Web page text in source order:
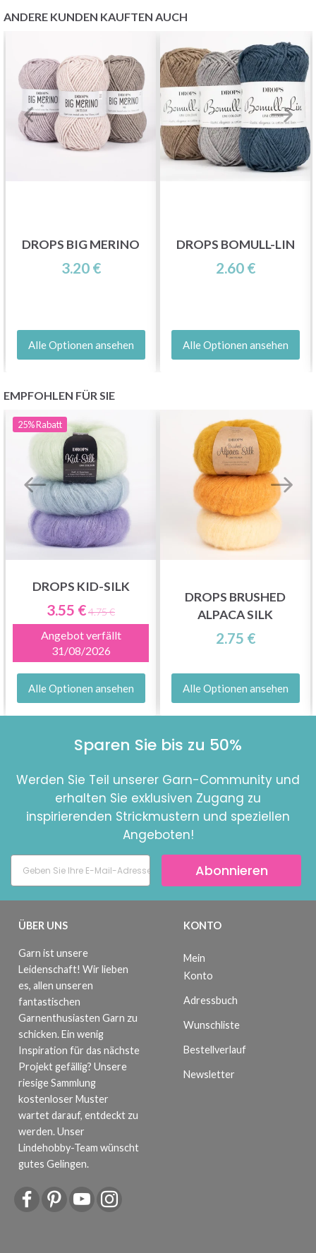
ANDERE KUNDEN KAUFTEN AUCH
DROPS BIG MERINO
3.20 €
Alle Optionen ansehen
DROPS BOMULL-LIN
2.60 €
Alle Optionen ansehen
EMPFOHLEN FÜR SIE
25%Rabatt
DROPS KID-SILK
3.55 €4.75 €
Angebot verfällt
31/08/2026
Alle Optionen ansehen
DROPS BRUSHED
ALPACA SILK
2.75 €
Alle Optionen ansehen
Sparen Sie bis zu 50%
Werden Sie Teil unserer Garn-Community und
erhalten Sie exklusiven Zugang zu
inspirierenden Strickmustern und speziellen
Angeboten!
Abonnieren
ÜBER UNS
Garn ist unsere
Leidenschaft! Wir lieben
es, allen unseren
fantastischen
Garnenthusiasten Garn zu
schicken. Ein wenig
Inspiration für das nächste
Projekt gefällig? Unsere
riesige Sammlung
kostenloser Muster
wartet darauf, entdeckt zu
werden. Unser
Lindehobby-Team wünscht
gutes Gelingen.
KONTO
Mein
Konto
Adressbuch
Wunschliste
Bestellverlauf
Newsletter